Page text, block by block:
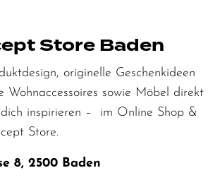
Store Baden
originelle Geschenkideen
Wohnaccessoires sowie Möbel direkt
inspirieren – im Online Shop &
Store.
8, 2500 Baden